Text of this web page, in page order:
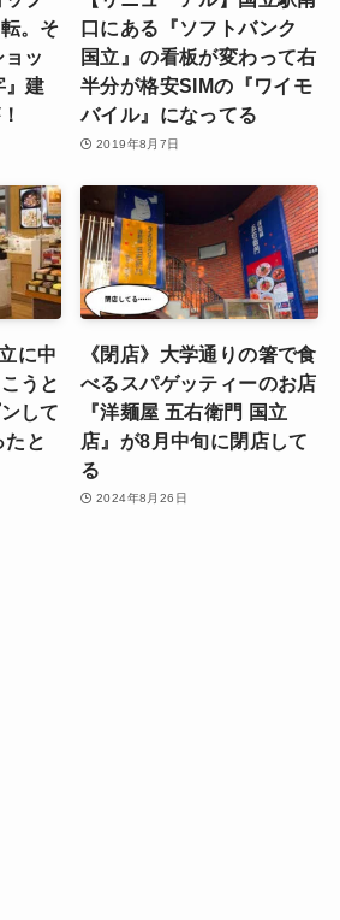
。そ
ッ
』建
口にある『ソフトバンク
国立』の看板が変わって右
半分が格安SIMの『ワイモ
バイル』になってる
2019年8月7日
に中
うと
して
たと
《閉店》大学通りの箸で食
べるスパゲッティーのお店
『洋麺屋 五右衛門 国立
店』が8月中旬に閉店して
る
2024年8月26日